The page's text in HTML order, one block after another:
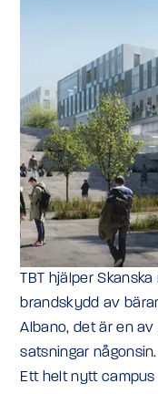
TBT hjälper
brandskydd av
Albano, det är en av
satsningar någonsin.
Ett helt nytt campus